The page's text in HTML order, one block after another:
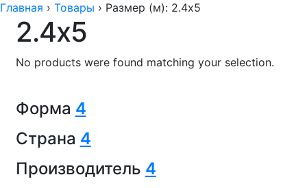
Главная › Товары › Размер (м): 2.4x5
2.4x5
No products were found matching your selection.
Форма 4
Страна 4
Производитель 4